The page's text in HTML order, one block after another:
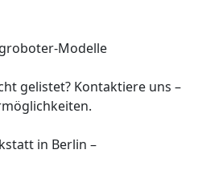
Modelle
gelistet? Kontaktiere uns –
in Berlin –